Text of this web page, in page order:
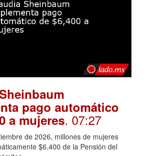
pago automático
a mujeres. 07:27
de 2026, millones de mujeres
$6,400 de la Pensión del